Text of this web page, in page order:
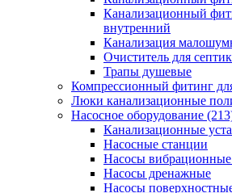
Канализационный
внутренний
Канализация
Очиститель для
Трапы душевые
Компрессионный фитинг
Люки канализационные
Насосное оборудование
Канализационные
Насосные станции
Насосы
Насосы дренажные
Насосы